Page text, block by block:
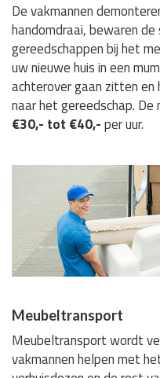
De vakmannen
handomdraai, bewaren de
gereedschappen bij het
uw nieuwe huis in een
achterover gaan zitten
naar het gereedschap.
€30,- tot €40,-per uur.
Meubeltransport
Meubeltransport wordt
vakmannen helpen met